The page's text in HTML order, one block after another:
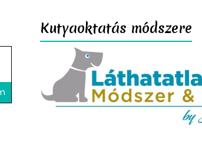
Kutyaoktatás módszere